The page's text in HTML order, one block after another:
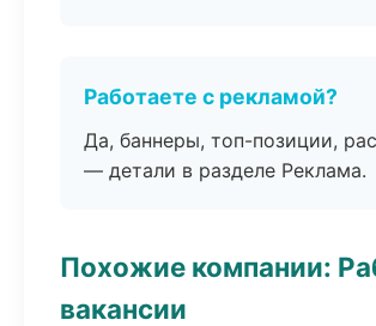
Работаете с рекламой?
Да, баннеры, топ-позиции,
— детали в разделе Реклама.
Похожие компании:
вакансии